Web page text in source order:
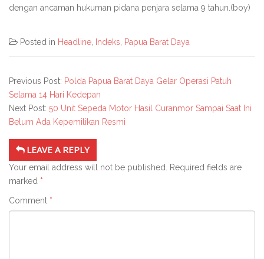
dengan ancaman hukuman pidana penjara selama 9 tahun.(boy)
Posted in Headline, Indeks, Papua Barat Daya
Previous Post: Polda Papua Barat Daya Gelar Operasi Patuh
Selama 14 Hari Kedepan
Next Post: 50 Unit Sepeda Motor Hasil Curanmor Sampai Saat Ini
Belum Ada Kepemilikan Resmi
LEAVE A REPLY
Your email address will not be published. Required fields are
marked *
Comment *